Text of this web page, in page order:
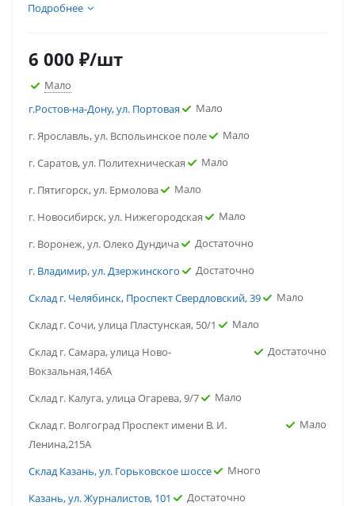
Подробнее
6 000 ₽/шт
Мало
г.Ростов-на-Дону, ул. Портовая
Мало
г. Ярославль, ул. Вспольинское поле
Мало
г. Саратов, ул. Политехническая
Мало
г. Пятигорск, ул. Ермолова
Мало
г. Новосибирск, ул. Нижегородская
Мало
г. Воронеж, ул. Олеко Дундича
Достаточно
г. Владимир, ул. Дзержинского
Достаточно
Склад г. Челябинск, Проспект Свердловский, 39
Мало
Склад г. Сочи, улица Пластунская, 50/1
Мало
Склад г. Самара, улица Ново-
Вокзальная,146А
Достаточно
Склад г. Калуга, улица Огарева, 9/7
Мало
Склад г. Волгоград Проспект имени В. И.
Ленина,215А
Мало
Склад Казань, ул. Горьковское шоссе
Много
Казань, ул. Журналистов, 101
Достаточно